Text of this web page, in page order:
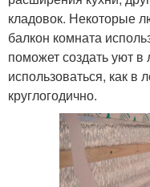
кладовок. Некоторые
балкон комната
поможет создать уют
использоваться, как в
круглогодично.